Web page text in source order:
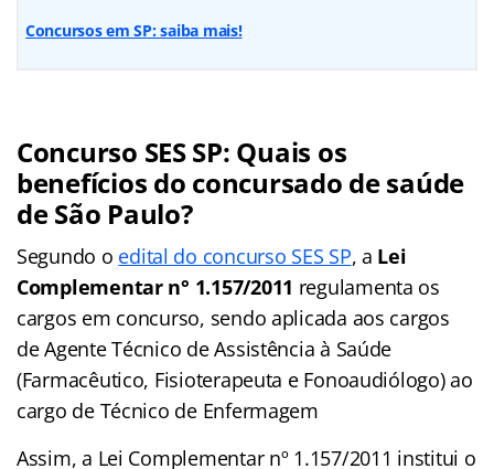
Concursos em SP: saiba mais!
Concurso SES SP: Quais os
benefícios do concursado de saúde
de São Paulo?
Segundo o edital do concurso SES SP, a Lei
Complementar n° 1.157/2011 regulamenta os
cargos em concurso, sendo aplicada aos cargos
de Agente Técnico de Assistência à Saúde
(Farmacêutico, Fisioterapeuta e Fonoaudiólogo) ao
cargo de Técnico de Enfermagem
Assim, a Lei Complementar nº 1.157/2011 institui o